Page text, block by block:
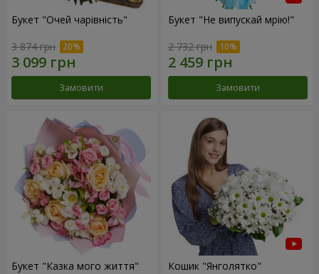
Букет "Очей чарівність"
3 874 грн
Замовити
Букет "Не випускай мрію!"
2 732 грн
Замовити
Букет "Казка мого життя" Кошик "Янголятко"